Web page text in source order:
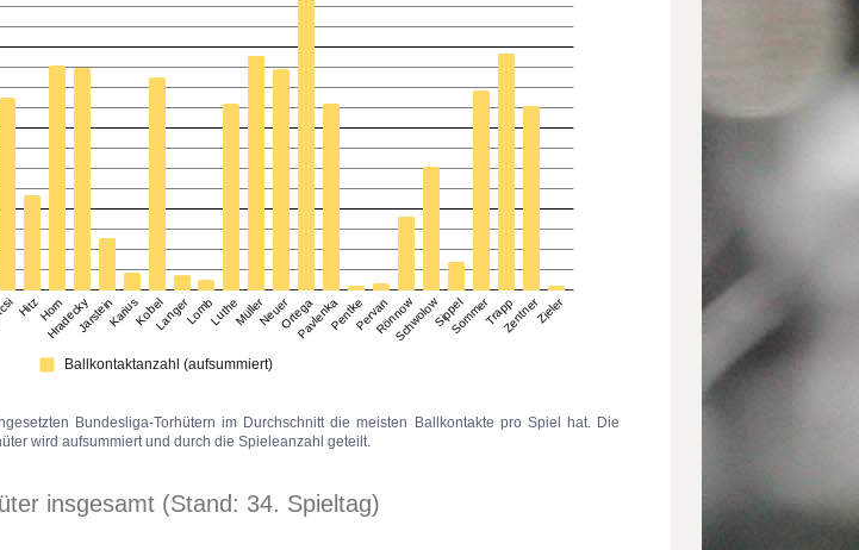
Bundesliga-Torhütern im Durchschnitt die meisten Ballkontakte pro Spiel hat. Die
wird aufsummiert und durch die Spieleanzahl geteilt.